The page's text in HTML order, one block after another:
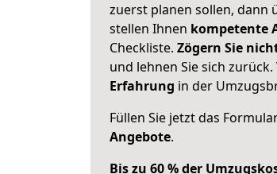
zuerst planen sollen, dann
stellen Ihnen kompetente
Checkliste. Zögern Sie
und lehnen Sie sich zurück.
Erfahrung in der
Füllen Sie jetzt das
Angebote.
Bis zu 60 % der